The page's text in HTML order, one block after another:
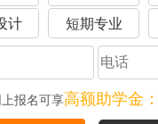
计 短期专业
报名可享高额助学金